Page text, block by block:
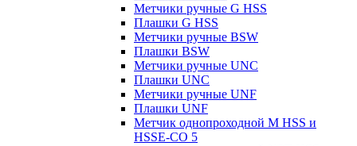
Метчики ручные G HSS
Плашки G HSS
Метчики ручные BSW
Плашки BSW
Метчики ручные UNC
Плашки UNC
Метчики ручные UNF
Плашки UNF
Метчик однопроходной M HSS и
HSSE-CO 5